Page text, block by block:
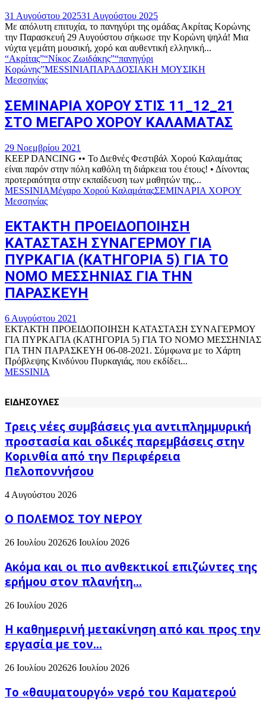
31 Αυγούστου 202531 Αυγούστου 2025
Με απόλυτη επιτυχία, το πανηγύρι της ομάδας Ακρίτας Κορώνης
την Παρασκευή 29 Αυγούστου σήκωσε την Κορώνη ψηλά! Μια
νύχτα γεμάτη μουσική, χορό και αυθεντική ελληνική...
“Ακρίτας”“Νίκος Ζωιδάκης”“πανηγύρι
Κορώνης”MESSINIAΠΑΡΑΔΟΣΙΑΚΗ ΜΟΥΣΙΚΗ
Μεσσηνίας
ΣΕΜΙΝΑΡΙΑ ΧΟΡΟΥ ΣΤΙΣ 11_12_21
ΣΤΟ ΜΕΓΑΡΟ ΧΟΡΟΥ ΚΑΛΑΜΑΤΑΣ
29 Νοεμβρίου 2021
KEEP DANCING •• Το Διεθνές Φεστιβάλ Χορού Καλαμάτας
είναι παρόν στην πόλη καθόλη τη διάρκεια του έτους! • Δίνοντας
προτεραιότητα στην εκπαίδευση των μαθητών της...
MESSINIAΜέγαρο Χορού ΚαλαμάταςΣΕΜΙΝΑΡΙΑ ΧΟΡΟΥ
Μεσσηνίας
ΕΚΤΑΚΤΗ ΠΡΟΕΙΔΟΠΟΙΗΣΗ
ΚΑΤΑΣΤΑΣΗ ΣΥΝΑΓΕΡΜΟΥ ΓΙΑ
ΠΥΡΚΑΓΙΑ (ΚΑΤΗΓΟΡΙΑ 5) ΓΙΑ ΤΟ
ΝΟΜΟ ΜΕΣΣΗΝΙΑΣ ΓΙΑ ΤΗΝ
ΠΑΡΑΣΚΕΥΗ
6 Αυγούστου 2021
ΕΚΤΑΚΤΗ ΠΡΟΕΙΔΟΠΟΙΗΣΗ ΚΑΤΑΣΤΑΣΗ ΣΥΝΑΓΕΡΜΟΥ
ΓΙΑ ΠΥΡΚΑΓΙΑ (ΚΑΤΗΓΟΡΙΑ 5) ΓΙΑ ΤΟ ΝΟΜΟ ΜΕΣΣΗΝΙΑΣ
ΓΙΑ ΤΗΝ ΠΑΡΑΣΚΕΥΗ 06-08-2021. Σύμφωνα με το Χάρτη
Πρόβλεψης Κινδύνου Πυρκαγιάς, που εκδίδει...
MESSINIA
ΕΙΔΗΣΟΥΛΕΣ
Τρεις νέες συμβάσεις για αντιπλημμυρική
προστασία και οδικές παρεμβάσεις στην
Κορινθία από την Περιφέρεια
Πελοποννήσου
4 Αυγούστου 2026
Ο ΠΟΛΕΜΟΣ ΤΟΥ ΝΕΡΟΥ
26 Ιουλίου 202626 Ιουλίου 2026
Ακόμα και οι πιο ανθεκτικοί επιζώντες της
ερήμου στον πλανήτη...
26 Ιουλίου 2026
H καθημερινή μετακίνηση από και προς την
εργασία με τον...
26 Ιουλίου 202626 Ιουλίου 2026
Το «θαυματουργό» νερό του Καματερού